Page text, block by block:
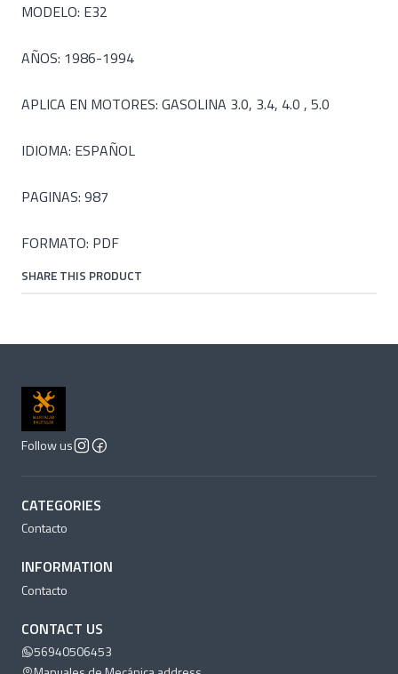
MODELO: E32
AÑOS: 1986-1994
APLICA EN MOTORES: GASOLINA 3.0, 3.4, 4.0 , 5.0
IDIOMA: ESPAÑOL
PAGINAS: 987
FORMATO: PDF
SHARE THIS PRODUCT
Follow us
CATEGORIES
Contacto
INFORMATION
Contacto
CONTACT US
56940506453